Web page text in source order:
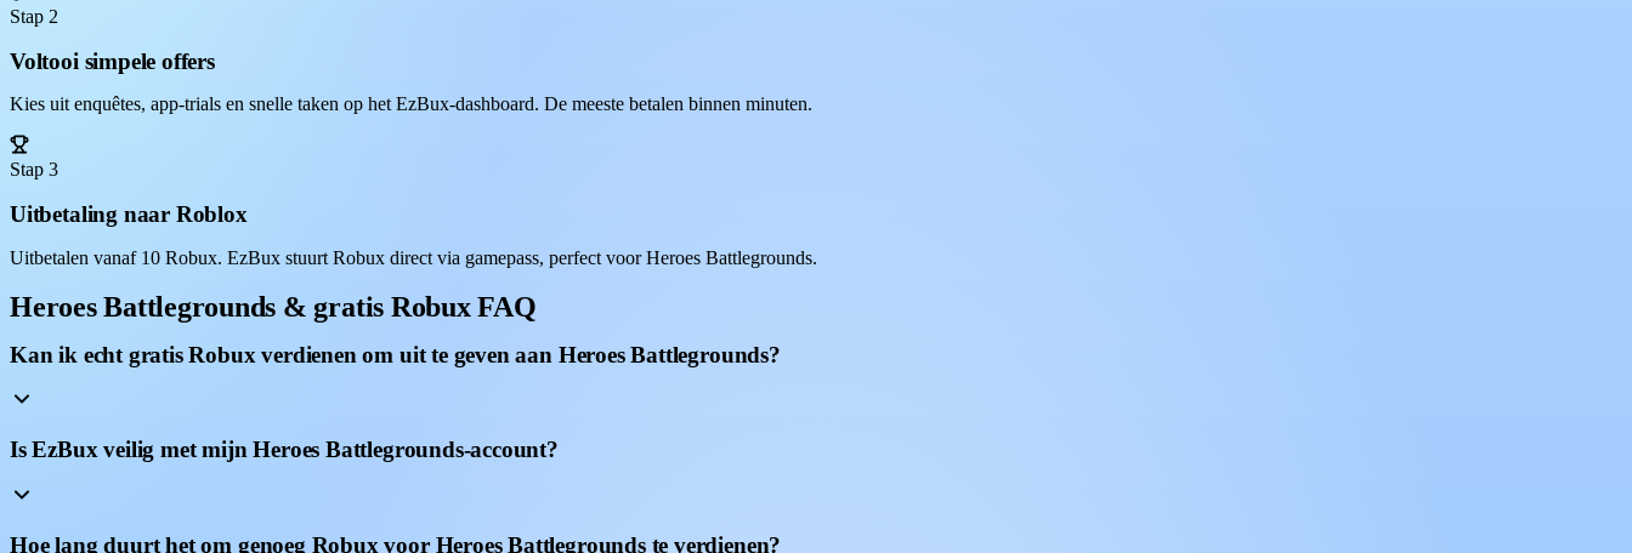
Stap 2
Voltooi simpele offers
Kies uit enquêtes, app-trials en snelle taken op het EzBux-dashboard. De meeste betalen binnen minuten.
Stap 3
Uitbetaling naar Roblox
Uitbetalen vanaf 10 Robux. EzBux stuurt Robux direct via gamepass, perfect voor Heroes Battlegrounds.
Heroes Battlegrounds & gratis Robux FAQ
Kan ik echt gratis Robux verdienen om uit te geven aan Heroes Battlegrounds?
Is EzBux veilig met mijn Heroes Battlegrounds-account?
Hoe lang duurt het om genoeg Robux voor Heroes Battlegrounds te verdienen?